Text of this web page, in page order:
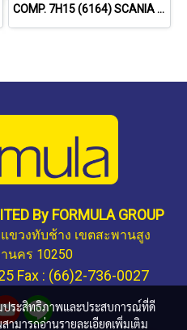
COMP. 7H15 (6164) SCANIA TRUCK (8PK)
By FORMULA GROUP
ขวงทับช้าง เขตสะพานสูง
นคร 10250
Fax : (66)2-736-0027
ประสิทธิภาพและประสบการณ์ที่ดี
ามารถอ่านรายละเอียดเพิ่มเติม